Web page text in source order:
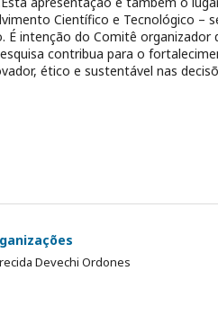
Científico e Tecnológico –
intenção do Comitê organizador
contribua para o
ético e sustentável nas
Devechi Ordones